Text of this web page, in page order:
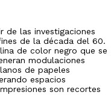
las investigaciones
de la década del 60.
de color negro que se
modulaciones
de papeles
espacios
son recortes